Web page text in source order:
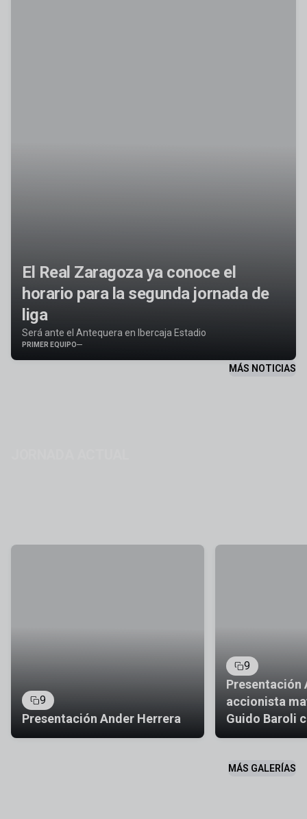
El Real Zaragoza ya conoce el
horario para la segunda jornada de
liga
Será ante el Antequera en Ibercaja Estadio
PRIMER EQUIPO
MÁS NOTICIAS
9
Presentación Ander Herrera
9
Presentación
accionista
Guido Baroli
general
MÁS GALERÍAS